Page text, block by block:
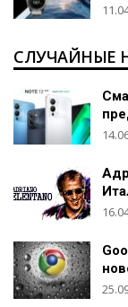
СЛУЧАЙНЫЕ